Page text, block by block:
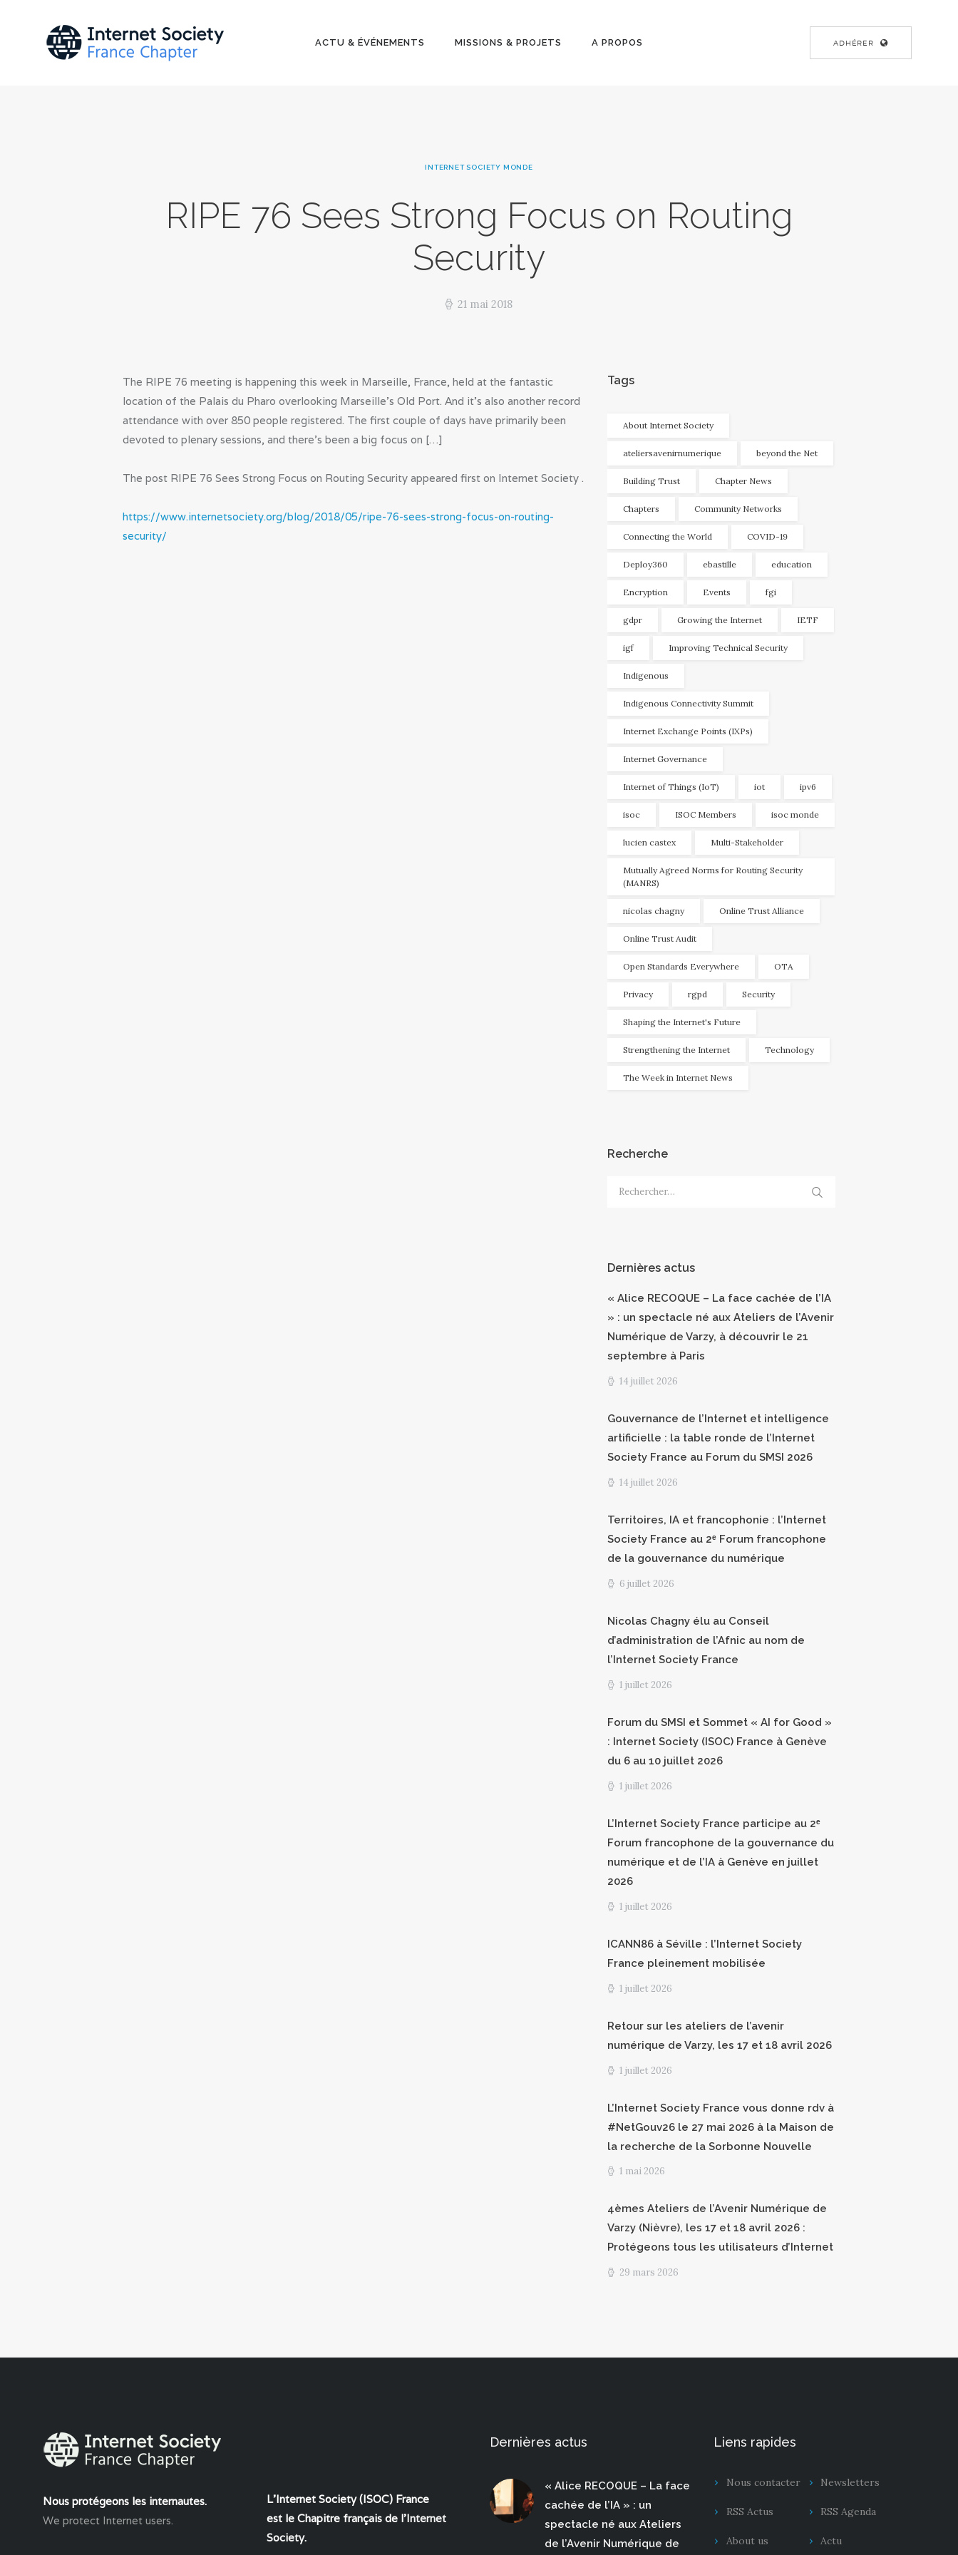
ACTU & ÉVÉNEMENTS MISSIONS & PROJETS A PROPOS ADHÉRER
INTERNET SOCIETY MONDE
RIPE 76 Sees Strong Focus on Routing
Security
21 mai 2018
ÉVÉNEMENT
The RIPE 76 meeting is happening this week in Marseille, France, held at the fantastic
location of the Palais du Pharo overlooking Marseille’s Old Port. And it’s also another record
attendance with over 850 people registered. The first couple of days have primarily been
devoted to plenary sessions, and there’s been a big focus on […]
The post RIPE 76 Sees Strong Focus on Routing Security appeared first on Internet Society .
https://www.internetsociety.org/blog/2018/05/ripe-76-sees-strong-focus-on-routing-
security/
Tags
About Internet Society
ateliersavenirnumerique beyond the Net
Building Trust Chapter News
Chapters Community Networks
Connecting the World COVID-19
Deploy360 ebastille education
Encryption Events fgi
gdpr Growing the Internet IETF
igf Improving Technical Security
Indigenous
Indigenous Connectivity Summit
Internet Exchange Points (IXPs)
Internet Governance
Internet of Things (IoT) iot ipv6
isoc ISOC Members isoc monde
lucien castex Multi-Stakeholder
Mutually Agreed Norms for Routing Security
(MANRS)
nicolas chagny Online Trust Alliance
Online Trust Audit
Open Standards Everywhere OTA
Privacy rgpd Security
Shaping the Internet's Future
Strengthening the Internet Technology
The Week in Internet News
Recherche
Rechercher :
Dernières actus
« Alice RECOQUE – La face cachée de l’IA
» : un spectacle né aux Ateliers de l’Avenir
Numérique de Varzy, à découvrir le 21
septembre à Paris
14 juillet 2026
Gouvernance de l’Internet et intelligence
artificielle : la table ronde de l’Internet
Society France au Forum du SMSI 2026
14 juillet 2026
Territoires, IA et francophonie : l’Internet
Society France au 2ᵉ Forum francophone
de la gouvernance du numérique
6 juillet 2026
Nicolas Chagny élu au Conseil
d’administration de l’Afnic au nom de
l’Internet Society France
1 juillet 2026
Forum du SMSI et Sommet « AI for Good »
: Internet Society (ISOC) France à Genève
du 6 au 10 juillet 2026
1 juillet 2026
L’Internet Society France participe au 2ᵉ
Forum francophone de la gouvernance du
numérique et de l’IA à Genève en juillet
2026
1 juillet 2026
ICANN86 à Séville : l’Internet Society
France pleinement mobilisée
1 juillet 2026
Retour sur les ateliers de l’avenir
numérique de Varzy, les 17 et 18 avril 2026
1 juillet 2026
L’Internet Society France vous donne rdv à
#NetGouv26 le 27 mai 2026 à la Maison de
la recherche de la Sorbonne Nouvelle
1 mai 2026
4èmes Ateliers de l’Avenir Numérique de
Varzy (Nièvre), les 17 et 18 avril 2026 :
Protégeons tous les utilisateurs d’Internet
29 mars 2026
Nous protégeons les internautes.
We protect Internet users.
L'Internet Society (ISOC) France
est le Chapitre français de l'Internet
Society.
Dernières actus
« Alice RECOQUE – La face
cachée de l’IA » : un
spectacle né aux Ateliers
de l’Avenir Numérique de
Liens rapides
Nous contacter Newsletters
RSS Actus RSS Agenda
About us Actu